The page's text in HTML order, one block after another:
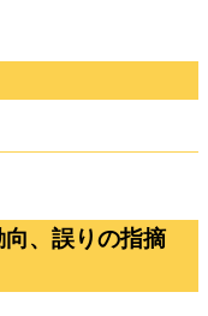
、誤りの指摘